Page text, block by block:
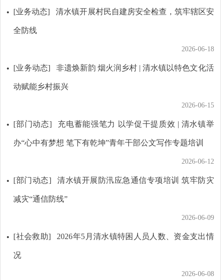
[业务动态] 清水镇开展村民自建房安全检查，筑牢辖区安
全防线
2026-06-18
[业务动态] 非遗焕新韵 烟火润乡村 | 清水镇以特色文化活
动赋能乡村振兴
2026-06-15
[部门动态] 充电蓄能强笔力 以学促干提质效 | 清水镇举
办“心中有梦想 笔下有乾坤”青年干部公文写作专题培训
2026-06-12
[部门动态] 清水镇开展防汛应急通信专项培训 筑牢防灾
减灾“通信防线”
2026-06-09
[社会救助] 2026年5月清水镇特困人员人数、资金支出情
况
2026-06-08